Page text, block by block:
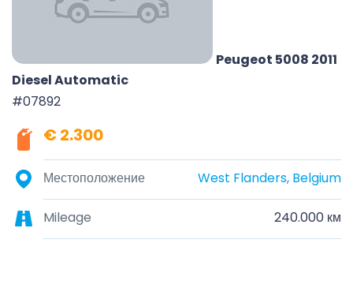
Peugeot 5008 2011
Diesel Automatic
#07892
€ 2.300
Местоположение West Flanders, Belgium
Mileage 240.000 км